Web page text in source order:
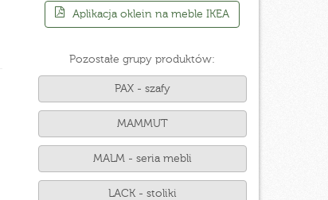
Aplikacja oklein na meble IKEA
Pozostałe grupy produktów:
PAX - szafy
MAMMUT
MALM - seria mebli
LACK - stoliki